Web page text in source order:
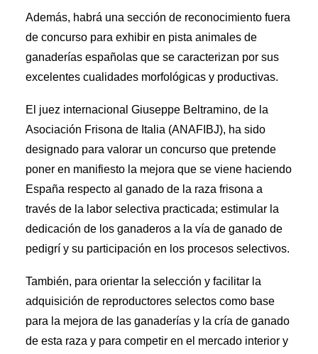
Además, habrá una sección de reconocimiento fuera
de concurso para exhibir en pista animales de
ganaderías españolas que se caracterizan por sus
excelentes cualidades morfológicas y productivas.
El juez internacional Giuseppe Beltramino, de la
Asociación Frisona de Italia (ANAFIBJ), ha sido
designado para valorar un concurso que pretende
poner en manifiesto la mejora que se viene haciendo
España respecto al ganado de la raza frisona a
través de la labor selectiva practicada; estimular la
dedicación de los ganaderos a la vía de ganado de
pedigrí y su participación en los procesos selectivos.
También, para orientar la selección y facilitar la
adquisición de reproductores selectos como base
para la mejora de las ganaderías y la cría de ganado
de esta raza y para competir en el mercado interior y